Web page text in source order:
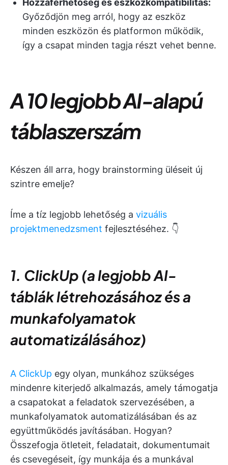
Hozzáférhetőség és eszközkompatibilitás:
Győződjön meg arról, hogy az eszköz
minden eszközön és platformon működik,
így a csapat minden tagja részt vehet benne.
A 10 legjobb AI-alapú
táblaszerszám
Készen áll arra, hogy brainstorming üléseit új
szintre emelje?
Íme a tíz legjobb lehetőség a vizuális
projektmenedzsment fejlesztéséhez. 👇
1. ClickUp (a legjobb AI-
táblák létrehozásához és a
munkafolyamatok
automatizálásához)
A ClickUp egy olyan, munkához szükséges
mindenre kiterjedő alkalmazás, amely támogatja
a csapatokat a feladatok szervezésében, a
munkafolyamatok automatizálásában és az
együttműködés javításában. Hogyan?
Összefogja ötleteit, feladatait, dokumentumait
és csevegéseit, így munkája és a munkával